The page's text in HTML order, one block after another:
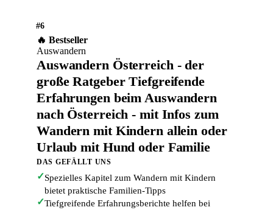
#6
🔥 Bestseller
Auswandern
Auswandern Österreich - der
große Ratgeber Tiefgreifende
Erfahrungen beim Auswandern
nach Österreich - mit Infos zum
Wandern mit Kindern allein oder
Urlaub mit Hund oder Familie
DAS GEFÄLLT UNS
✓Spezielles Kapitel zum Wandern mit Kindern
bietet praktische Familien-Tipps
✓Tiefgreifende Erfahrungsberichte helfen bei